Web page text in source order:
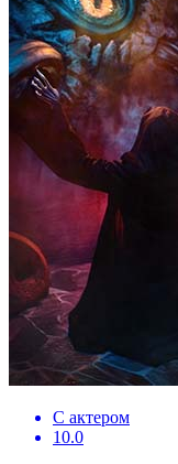
С актером
10.0